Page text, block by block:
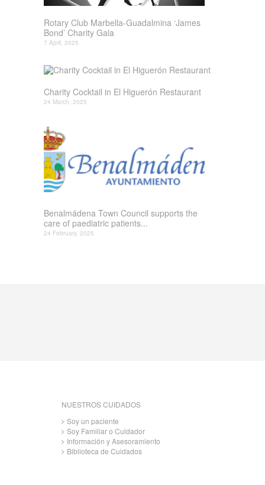
Rotary Club Marbella-Guadalmina ‘James
Bond’ Charity Gala
7 April, 2025
Charity Cocktail in El Higuerón Restaurant
24 March, 2025
Benalmádena Town Council supports the
care of paediatric patients...
24 February, 2025
NUESTROS CUIDADOS
Soy un paciente
Soy Familiar o Cuidador
Información y Asesoramiento
Biblioteca de Cuidados